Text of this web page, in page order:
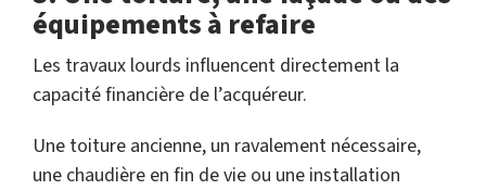
équipements à refaire
Les travaux lourds influencent directement la
capacité financière de l’acquéreur.
Une toiture ancienne, un ravalement nécessaire,
une chaudière en fin de vie ou une installation